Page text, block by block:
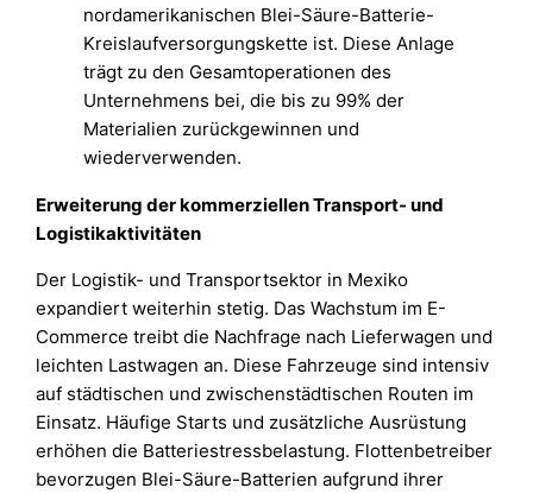
nordamerikanischen Blei-Säure-Batterie-
Kreislaufversorgungskette ist. Diese Anlage
trägt zu den Gesamtoperationen des
Unternehmens bei, die bis zu 99% der
Materialien zurückgewinnen und
wiederverwenden.
Erweiterung der kommerziellen Transport- und
Logistikaktivitäten
Der Logistik- und Transportsektor in Mexiko
expandiert weiterhin stetig. Das Wachstum im E-
Commerce treibt die Nachfrage nach Lieferwagen und
leichten Lastwagen an. Diese Fahrzeuge sind intensiv
auf städtischen und zwischenstädtischen Routen im
Einsatz. Häufige Starts und zusätzliche Ausrüstung
erhöhen die Batteriestressbelastung. Flottenbetreiber
bevorzugen Blei-Säure-Batterien aufgrund ihrer